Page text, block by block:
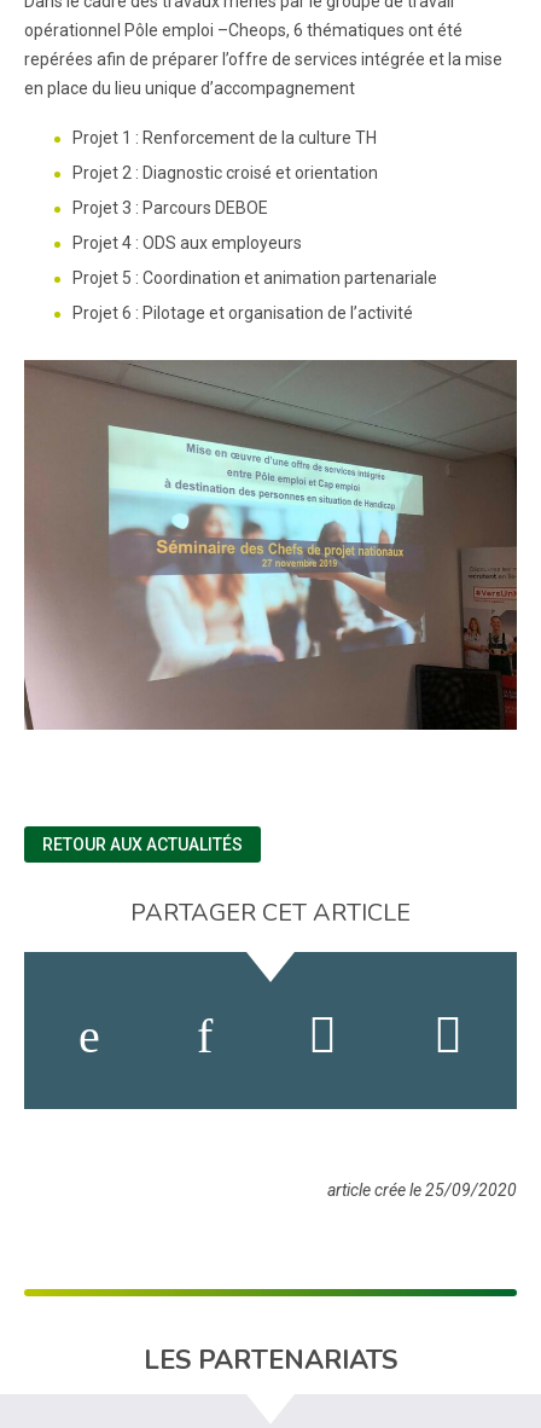
opérationnel Pôle emploi –Cheops, 6 thématiques ont été
repérées afin de préparer l’offre de services intégrée et la mise
en place du lieu unique d’accompagnement
Projet 1 : Renforcement de la culture TH
Projet 2 : Diagnostic croisé et orientation
Projet 3 : Parcours DEBOE
Projet 4 : ODS aux employeurs
Projet 5 : Coordination et animation partenariale
Projet 6 : Pilotage et organisation de l’activité
RETOUR AUX ACTUALITÉS
PARTAGER CET ARTICLE
article crée le 25/09/2020
LES PARTENARIATS